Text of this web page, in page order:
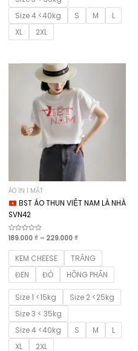
Size 4 <40kg
S M
L
XL
2XL
ÁO IN 1 MẶT
BST ÁO THUN VIỆT NAM LÀ NHÀ
SVN42
Được
hạng
sao
189.000 ₫ – 229.000 ₫
từ
189.000 ₫
đến
229.000 ₫
KEM CHEESE
TRẮNG
ĐEN
ĐỎ HỒNG PHẤN
Size 1 <15kg
Size 2 <25kg
Size 3 < 35kg
Size 4 <40kg
S M
L
XL
2XL